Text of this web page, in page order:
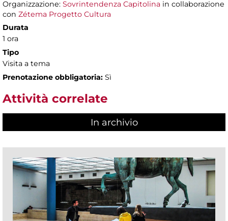
Organizzazione: Sovrintendenza Capitolina in collaborazione
con Zétema Progetto Cultura
Durata
1 ora
Tipo
Visita a tema
Prenotazione obbligatoria: Sì
Attività correlate
In archivio